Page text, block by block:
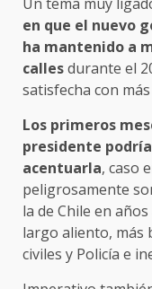
en que el nuevo
ha mantenido a
callesdurante el
satisfecha con
Los primeros
presidente
acentuarla, caso
peligrosamente
la de Chile en
largo aliento, más
civiles y Policía e